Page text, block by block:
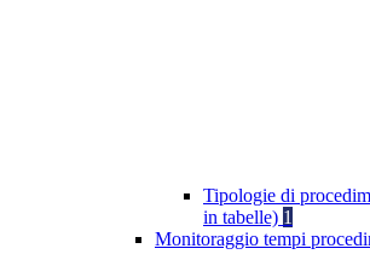
Tipologie di
in tabelle) 1
Monitoraggio tempi